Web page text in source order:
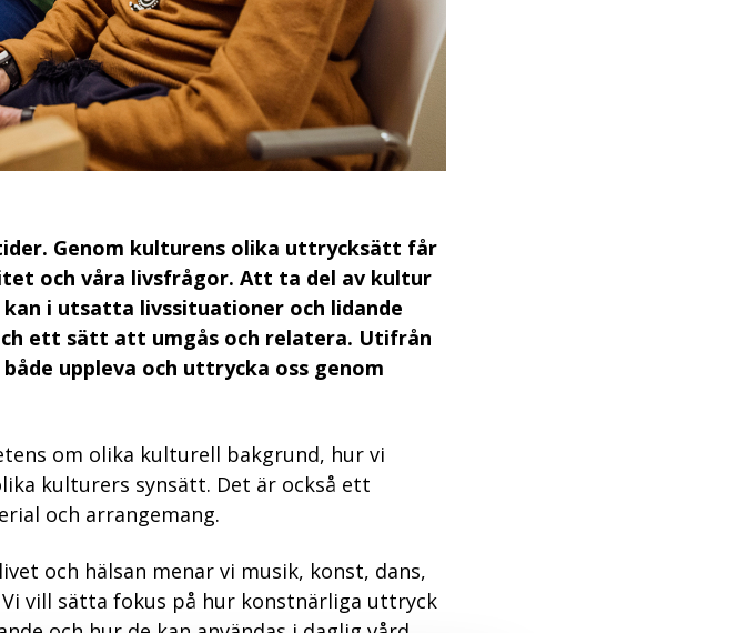
Genom kulturens olika uttrycksätt får
och våra livsfrågor. Att ta del av kultur
i utsatta livssituationer och lidande
ett sätt att umgås och relatera. Utifrån
uppleva och uttrycka oss genom
om olika kulturell bakgrund, hur vi
kulturers synsätt. Det är också ett
och arrangemang.
och hälsan menar vi musik, konst, dans,
vill sätta fokus på hur konstnärliga uttryck